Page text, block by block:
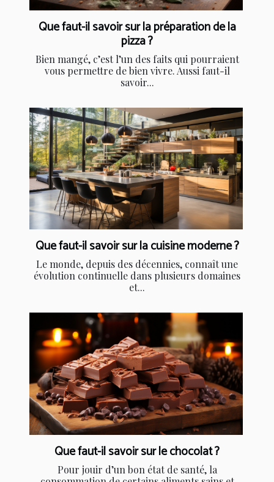
Que faut-il savoir sur la préparation de la
pizza ?
Bien mangé, c’est l’un des faits qui pourraient
vous permettre de bien vivre. Aussi faut-il
savoir...
Que faut-il savoir sur la cuisine moderne ?
Le monde, depuis des décennies, connaît une
évolution continuelle dans plusieurs domaines
et...
Que faut-il savoir sur le chocolat ?
Pour jouir d’un bon état de santé, la